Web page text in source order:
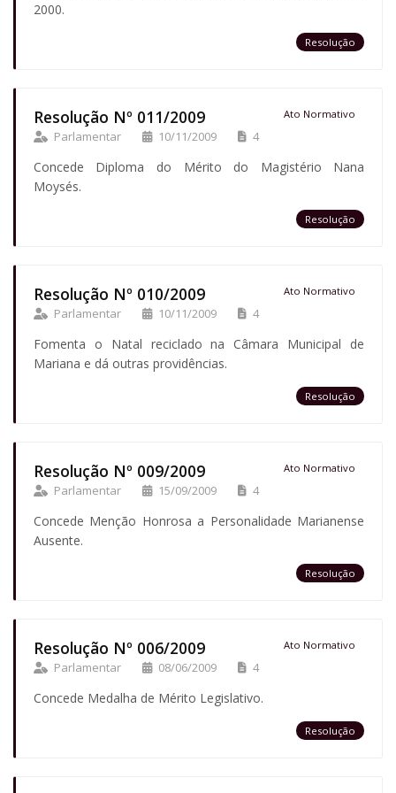
2000.
Resolução
Resolução Nº 011/2009 Ato Normativo
Parlamentar 10/11/2009 4
Concede Diploma do Mérito do Magistério Nana
Moysés.
Resolução
Resolução Nº 010/2009 Ato Normativo
Parlamentar 10/11/2009 4
Fomenta o Natal reciclado na Câmara Municipal de
Mariana e dá outras providências.
Resolução
Resolução Nº 009/2009 Ato Normativo
Parlamentar 15/09/2009 4
Concede Menção Honrosa a Personalidade Marianense
Ausente.
Resolução
Resolução Nº 006/2009 Ato Normativo
Parlamentar 08/06/2009 4
Concede Medalha de Mérito Legislativo.
Resolução